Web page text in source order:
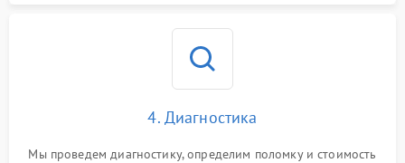
4. Диагностика
Мы проведем диагностику, определим поломку и стоимость